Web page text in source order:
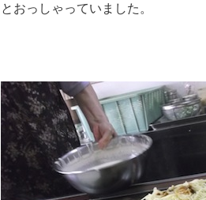
とおっしゃっていました。